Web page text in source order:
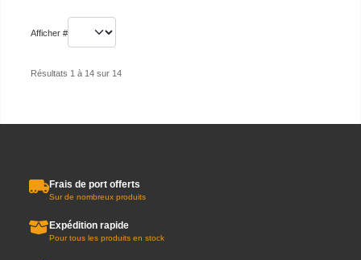
Afficher #
Résultats 1 à 14 sur 14
Frais de port offerts
Sur de nombreux produits
Expédition rapide
Pour tous les produits en stock